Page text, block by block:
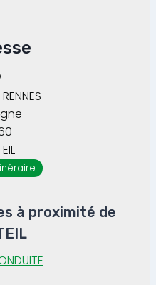
à proximité de